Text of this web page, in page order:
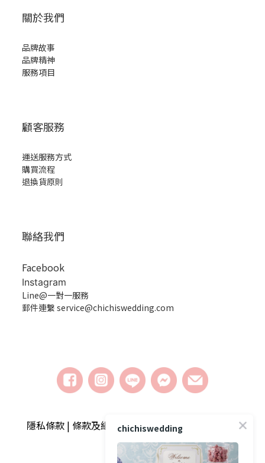
關於我們
品牌故事
品牌精神
服務項目
顧客服務
運送服務方式
購買流程
退換貨原則
聯絡我們
Facebook
Instagram
Line@一對一服務
郵件連繫 service@chichiswedding.com
隱私條款 | 條款及細則 | 2018 © chichiswedding婚
禮小物
chichiswedding